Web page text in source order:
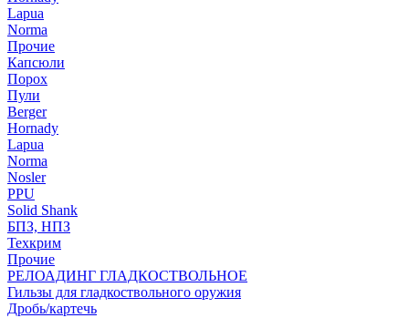
Lapua
Norma
Прочие
Капсюли
Порох
Пули
Berger
Hornady
Lapua
Norma
Nosler
PPU
Solid Shank
БПЗ, НПЗ
Техкрим
Прочие
РЕЛОАДИНГ ГЛАДКОСТВОЛЬНОЕ
Гильзы для гладкоствольного оружия
Дробь/картечь